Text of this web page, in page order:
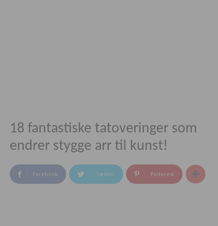
18 fantastiske tatoveringer som
endrer stygge arr til kunst!
Facebook Twitter Pinterest